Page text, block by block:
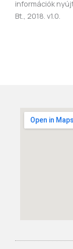
információk
Bt., 2018. v1.0.